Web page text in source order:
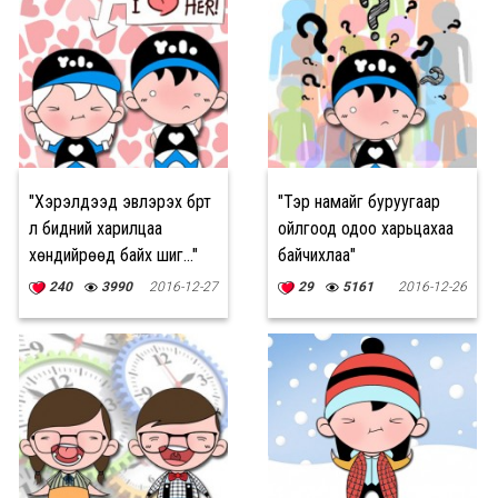
"Хэрэлдээд эвлэрэх бүрт
л бидний харилцаа
хөндийрөөд байх шиг..."
240 3990 2016-12-27
"Тэр намайг буруугаар
ойлгоод одоо харьцахаа
байчихлаа"
29 5161 2016-12-26